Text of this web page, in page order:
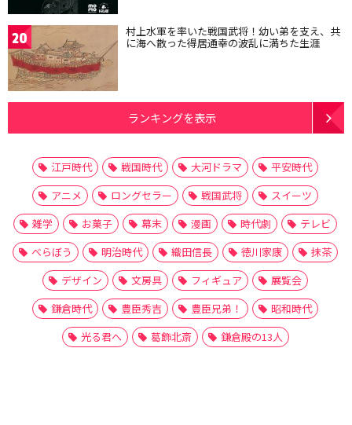
20 村上水軍を率いた戦国武将！幼い弟を支え、共
に海へ散った得居通幸の波乱に満ちた生涯
ランキングを表示
江戸時代 戦国時代 大河ドラマ
平安時代
アニメ
ロングセラー 戦国武将
スイーツ
雑学
お菓子 幕末 漫画 時代劇
テレビ
べらぼう
明治時代 織田信長 徳川家康
抹茶
デザイン
文房具 フィギュア
展覧会
鎌倉時代
豊臣秀吉 豊臣兄弟！
昭和時代
光る君へ
葛飾北斎 鎌倉殿の13人